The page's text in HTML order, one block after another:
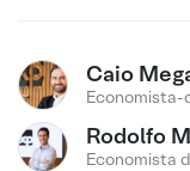
Caio
Economista-
Rodolfo
Economista